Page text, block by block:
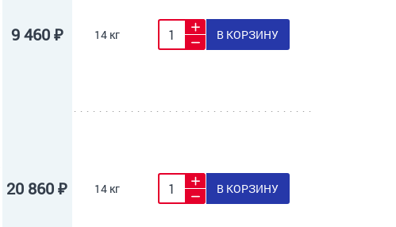
9 460 ₽ 14 кг В КОРЗИНУ
20 860 ₽ 14 кг В КОРЗИНУ